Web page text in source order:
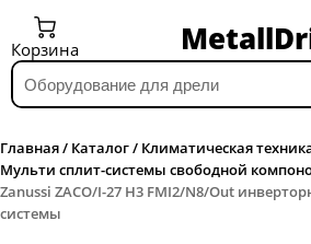
Корзина
Главная/ Каталог/ Климатическая
Мульти сплит-системы свободной
Zanussi ZACO/I-27 H3 FMI2/N8/Out
системы